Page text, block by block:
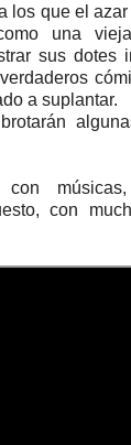
los que el
una
sus dotes
a suplantar.
con
con